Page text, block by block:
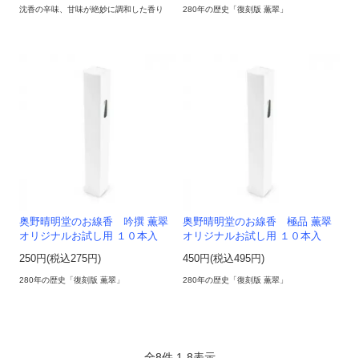
沈香の辛味、甘味が絶妙に調和した香り 280年の歴史「復刻版 薫翠」
奥野晴明堂のお線香 吟撰 薫翠
オリジナルお試し用 １０本入
250円(税込275円)
280年の歴史「復刻版 薫翠」
奥野晴明堂のお線香 極品 薫翠
オリジナルお試し用 １０本入
450円(税込495円)
280年の歴史「復刻版 薫翠」